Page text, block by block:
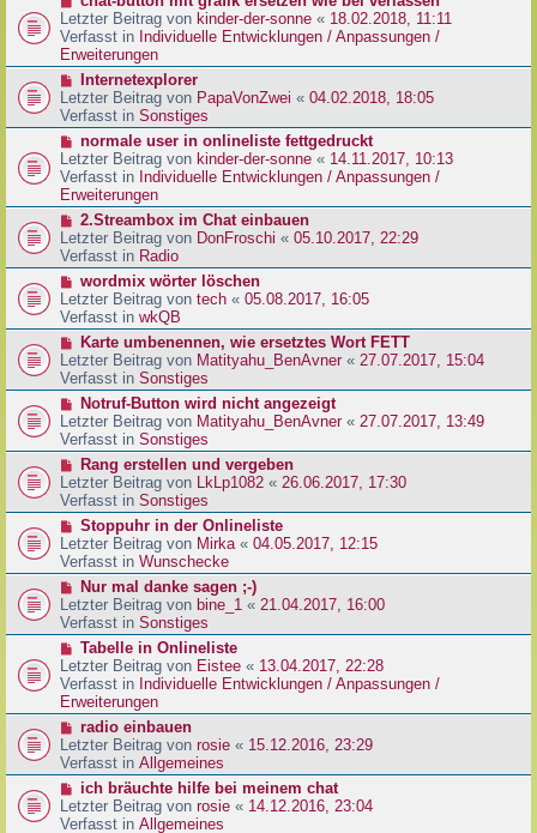
r
a
g
r
B
e
i
r
a
g
e
u
e
r
B
e
i
r
a
g
Letzter Beitrag von kinder-der-sonne « 18.02.2018, 11:11
Verfasst in Individuelle Entwicklungen / Anpassungen /
Erweiterungen
N
e
u
e
r
B
e
i
r
a
g
Internetexplorer
Letzter Beitrag von PapaVonZwei « 04.02.2018, 18:05
Verfasst in Sonstiges
N
e
u
e
r
B
e
i
r
a
g
normale user in onlineliste fettgedruckt
Letzter Beitrag von kinder-der-sonne « 14.11.2017, 10:13
Verfasst in Individuelle Entwicklungen / Anpassungen /
Erweiterungen
N
e
u
e
r
B
e
t
r
a
g
2.Streambox im Chat einbauen
Letzter Beitrag von DonFroschi « 05.10.2017, 22:29
Verfasst in Radio
N
e
u
e
r
B
e
t
r
a
g
wordmix wörter löschen
Letzter Beitrag von tech « 05.08.2017, 16:05
Verfasst in wkQB
N
e
u
e
r
B
e
t
r
a
g
Karte umbenennen, wie ersetztes Wort FETT
Letzter Beitrag von Matityahu_BenAvner « 27.07.2017, 15:04
Verfasst in Sonstiges
N
e
u
e
r
B
e
t
r
a
g
Notruf-Button wird nicht angezeigt
Letzter Beitrag von Matityahu_BenAvner« 27.07.2017, 13:49
Verfasst in Sonstiges
N
e
u
e
r
B
e
t
r
a
g
Rang erstellen und vergeben
Letzter Beitrag von LkLp1082 « 26.06.2017, 17:30
Verfasst in Sonstiges
N
e
u
e
r
B
e
t
r
a
g
Stoppuhr in der Onlineliste
Letzter Beitrag von Mirka« 04.05.2017, 12:15
Verfasst in Wunschecke
N
e
u
e
r
B
e
i
r
a
g
Nur mal danke sagen ;-)
Letzter Beitrag von bine_1 « 21.04.2017, 16:00
Verfasst in Sonstiges
N
e
u
e
r
B
e
i
r
a
Tabelle in Onlineliste
Letzter Beitrag von Eistee « 13.04.2017, 22:28
Verfasst in Individuelle Entwicklungen / Anpassungen /
Erweiterungen
N
e
u
e
r
B
radio einbauen
Letzter Beitrag von rosie « 15.12.2016, 23:29
Verfasst in Allgemeines
N
e
u
ich bräuchte hilfe bei meinem chat
Letzter Beitrag von rosie « 14.12.2016, 23:04
Verfasst in Allgemeines